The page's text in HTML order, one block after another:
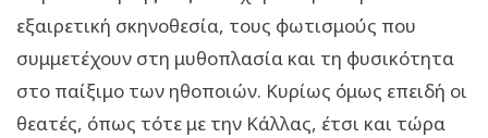
εξαιρετική σκηνοθεσία, τους φωτισμούς που
συμμετέχουν στη μυθοπλασία και τη φυσικότητα
στο παίξιμο των ηθοποιών. Κυρίως όμως επειδή οι
θεατές, όπως τότε με την Κάλλας, έτσι και τώρα